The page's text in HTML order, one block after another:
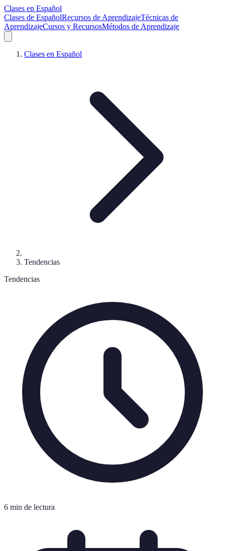
Clases en Español
Clases de EspañolRecursos de AprendizajeTécnicas de
AprendizajeCursos y RecursosMétodos de Aprendizaje
Clases en Español
Tendencias
Tendencias
6 min de lectura